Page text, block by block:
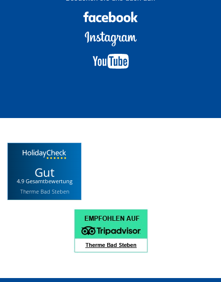
Gut
4.9 Gesamtbewertung
Therme Bad Steben